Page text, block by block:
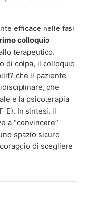
efficace nelle fasi
colloquio
terapeutico.
di colpa, il colloquio
che il paziente
che
e la psicoterapia
E). In sintesi, il
a “convincere”
spazio sicuro
di scegliere